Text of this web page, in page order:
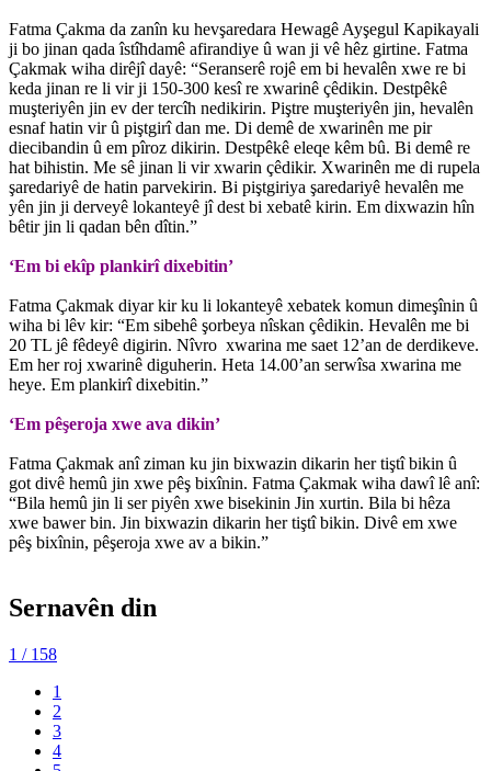
Fatma Çakma da zanîn ku hevşaredara Hewagê Ayşegul Kapikayali
ji bo jinan qada îstîhdamê afirandiye û wan ji vê hêz girtine. Fatma
Çakmak wiha dirêjî dayê: “Seranserê rojê em bi hevalên xwe re bi
keda jinan re li vir ji 150-300 kesî re xwarinê çêdikin. Destpêkê
muşteriyên jin ev der tercîh nedikirin. Piştre muşteriyên jin, hevalên
esnaf hatin vir û piştgirî dan me. Di demê de xwarinên me pir
diecibandin û em pîroz dikirin. Destpêkê eleqe kêm bû. Bi demê re
hat bihistin. Me sê jinan li vir xwarin çêdikir. Xwarinên me di rupela
şaredariyê de hatin parvekirin. Bi piştgiriya şaredariyê hevalên me
yên jin ji derveyê lokanteyê jî dest bi xebatê kirin. Em dixwazin hîn
bêtir jin li qadan bên dîtin.”
‘Em bi ekîp plankirî dixebitin’
Fatma Çakmak diyar kir ku li lokanteyê xebatek komun dimeşînin û
wiha bi lêv kir: “Em sibehê şorbeya nîskan çêdikin. Hevalên me bi
20 TL jê fêdeyê digirin. Nîvro xwarina me saet 12’an de derdikeve.
Em her roj xwarinê diguherin. Heta 14.00’an serwîsa xwarina me
heye. Em plankirî dixebitin.”
‘Em pêşeroja xwe ava dikin’
Fatma Çakmak anî ziman ku jin bixwazin dikarin her tiştî bikin û
got divê hemû jin xwe pêş bixînin. Fatma Çakmak wiha dawî lê anî:
“Bila hemû jin li ser piyên xwe bisekinin Jin xurtin. Bila bi hêza
xwe bawer bin. Jin bixwazin dikarin her tiştî bikin. Divê em xwe
pêş bixînin, pêşeroja xwe av a bikin.”
Sernavên din
1 / 158
1
2
3
4